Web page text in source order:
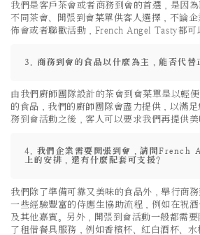
我們是客戶茶會或者商務到會的首選，是因
不同茶會、開張到會菜單供客人選擇，不論
佈會或者聯歡活動，French Angel Tasty都可
3. 商務到會的食品以什麼為主，能否代替
由我們廚師團隊設計的茶會到會菜單是以輕
的食品，我們的廚師團隊會盡力提供，以滿
務到會活動之後，客人可以要求我們再提供美
4. 我們企業需要開張到會，請問French
上的安排，還有什麼配套可支援?
我們除了準備可靠又美味的食品外，舉行商
一些經驗豐富的侍應生協助流程，例如在祝
及其他嘉賓。另外，開張到會活動一般都需
了租借餐具服務，例如香檳杯、紅白酒杯、